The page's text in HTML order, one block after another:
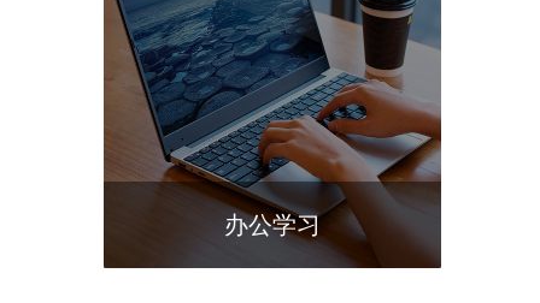
办公学习